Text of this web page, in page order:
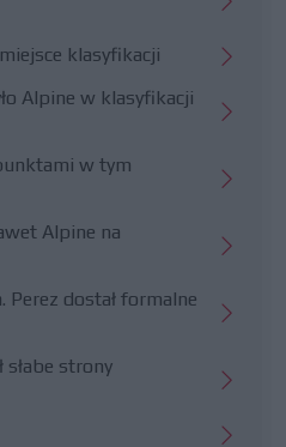
klasyfikacji
Alpine w klasyfikacji
w tym
Alpine na
Perez dostał formalne
słabe strony